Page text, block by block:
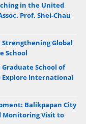
in the United
Prof. Shei-Chau
Strengthening Global
School
School of
Explore International
Balikpapan City
Monitoring Visit to